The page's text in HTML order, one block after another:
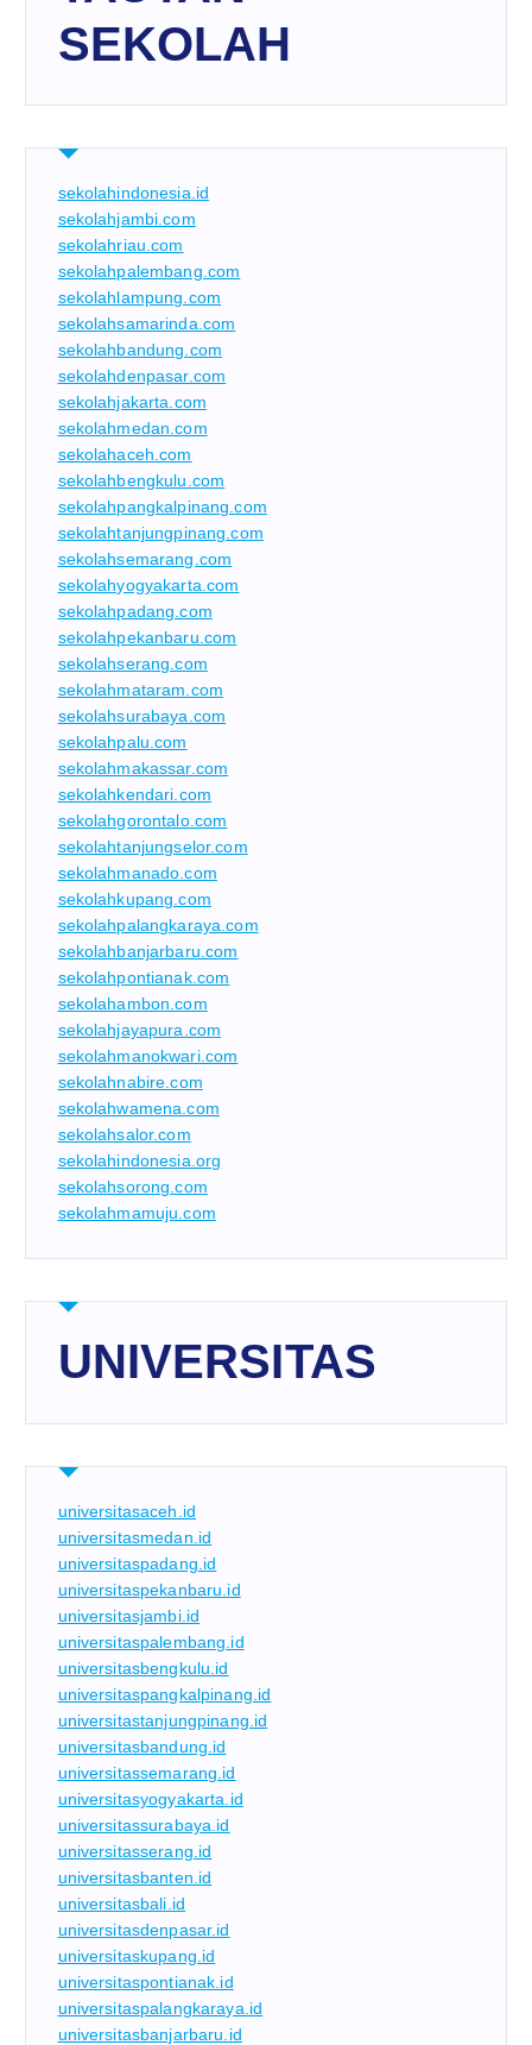
SEKOLAH
sekolahindonesia.id
sekolahjambi.com
sekolahriau.com
sekolahpalembang.com
sekolahlampung.com
sekolahsamarinda.com
sekolahbandung.com
sekolahdenpasar.com
sekolahjakarta.com
sekolahmedan.com
sekolahaceh.com
sekolahbengkulu.com
sekolahpangkalpinang.com
sekolahtanjungpinang.com
sekolahsemarang.com
sekolahyogyakarta.com
sekolahpadang.com
sekolahpekanbaru.com
sekolahserang.com
sekolahmataram.com
sekolahsurabaya.com
sekolahpalu.com
sekolahmakassar.com
sekolahkendari.com
sekolahgorontalo.com
sekolahtanjungselor.com
sekolahmanado.com
sekolahkupang.com
sekolahpalangkaraya.com
sekolahbanjarbaru.com
sekolahpontianak.com
sekolahambon.com
sekolahjayapura.com
sekolahmanokwari.com
sekolahnabire.com
sekolahwamena.com
sekolahsalor.com
sekolahindonesia.org
sekolahsorong.com
sekolahmamuju.com
UNIVERSITAS
universitasaceh.id
universitasmedan.id
universitaspadang.id
universitaspekanbaru.id
universitasjambi.id
universitaspalembang.id
universitasbengkulu.id
universitaspangkalpinang.id
universitastanjungpinang.id
universitasbandung.id
universitassemarang.id
universitasyogyakarta.id
universitassurabaya.id
universitasserang.id
universitasbanten.id
universitasbali.id
universitasdenpasar.id
universitaskupang.id
universitaspontianak.id
universitaspalangkaraya.id
universitasbanjarbaru.id